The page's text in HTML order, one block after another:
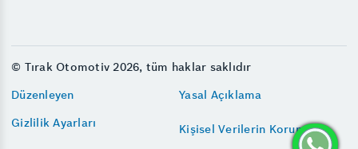
© Tırak Otomotiv 2026, tüm haklar saklıdır
Düzenleyen
Yasal Açıklama
Gizlilik Ayarları
Kişisel Verilerin Korunması